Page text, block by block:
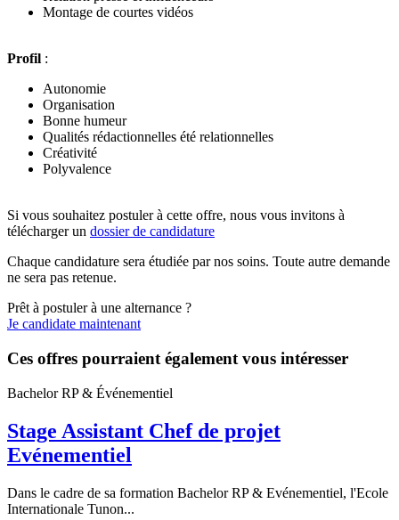
Montage de courtes vidéos
Profil :
Autonomie
Organisation
Bonne humeur
Qualités rédactionnelles été relationnelles
Créativité
Polyvalence
Si vous souhaitez postuler à cette offre, nous vous invitons à
télécharger un dossier de candidature
Chaque candidature sera étudiée par nos soins. Toute autre demande
ne sera pas retenue.
Prêt à postuler à une alternance ?
Je candidate maintenant
Ces offres pourraient également vous intéresser
Bachelor RP & Événementiel
Stage Assistant Chef de projet
Evénementiel
Dans le cadre de sa formation Bachelor RP & Evénementiel, l'Ecole
Internationale Tunon...